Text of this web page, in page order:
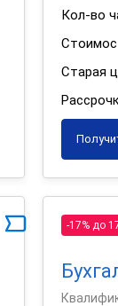
Кол-во
Старая
-17% до